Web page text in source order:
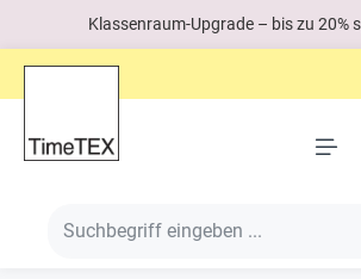
Klassenraum-Upgrade – bis zu 20%